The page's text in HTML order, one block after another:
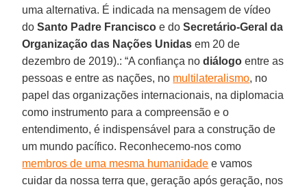
uma alternativa. É indicada na mensagem de vídeo
doSanto Padre Francisco e doSecretário-Geral da
Organização das Nações Unidas em 20 de
dezembro de 2019).: “A confiança nodiálogo entre as
pessoas e entre as nações, no multilateralismo, no
papel das organizações internacionais, na diplomacia
como instrumento para a compreensão e o
entendimento, é indispensável para a construção de
um mundo pacífico. Reconhecemo-nos como
membros de uma mesma humanidade e vamos
cuidar da nossa terra que, geração após geração, nos